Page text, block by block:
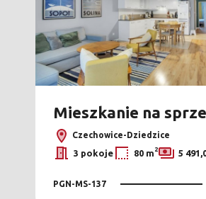
Mieszkanie na
Czechowice-Dziedzice
3 pokoje 80 m2 5
PGN-MS-137